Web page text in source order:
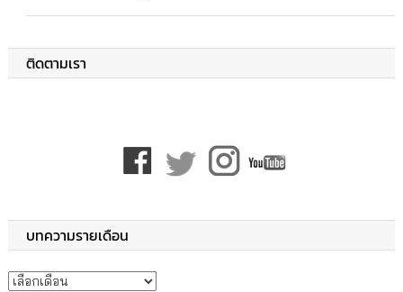
ติดตามเรา
บทความรายเดือน
บทความรายเดือน